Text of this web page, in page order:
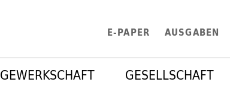
E-PAPER AUSGABEN
GEWERKSCHAFT GESELLSCHAFT